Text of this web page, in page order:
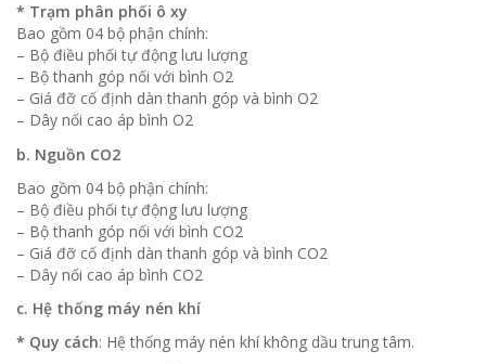
* Trạm phân phối ô xy
Bao gồm 04 bộ phận chính:
– Bộ điều phối tự động lưu lượng
– Bộ thanh góp nối với bình O2
– Giá đỡ cố định dàn thanh góp và bình O2
– Dây nối cao áp bình O2
b. Nguồn CO2
Bao gồm 04 bộ phận chính:
– Bộ điều phối tự động lưu lượng
– Bộ thanh góp nối với bình CO2
– Giá đỡ cố định dàn thanh góp và bình CO2
– Dây nối cao áp bình CO2
c. Hệ thống máy nén khí
* Quy cách: Hệ thống máy nén khí không dầu trung tâm.